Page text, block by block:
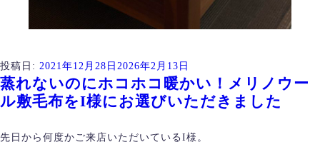
投稿日: 2021年12月28日 2026年2月13日
蒸れないのにホコホコ暖かい！メリノウー
ル敷毛布をI様にお選びいただきました
先日から何度かご来店いただいているI様。